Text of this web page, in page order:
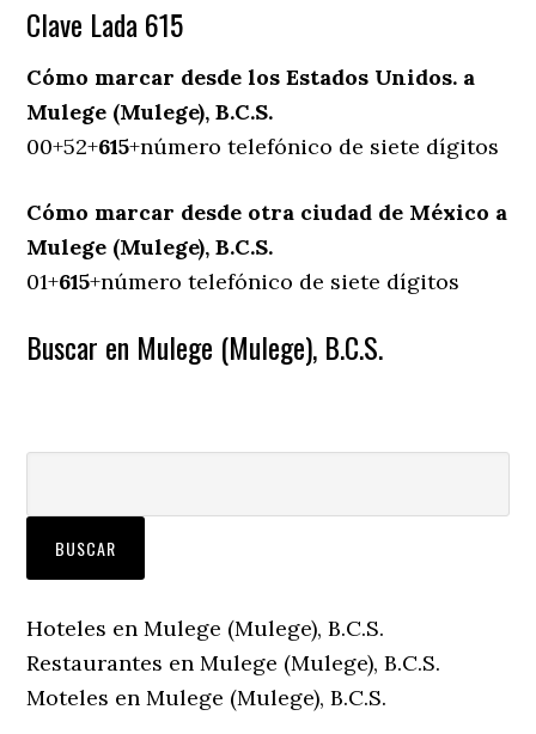
Clave Lada 615
Cómo marcar desde los Estados Unidos. a
Mulege (Mulege), B.C.S.
00+52+615+número telefónico de siete dígitos
Cómo marcar desde otra ciudad de México a
Mulege (Mulege), B.C.S.
01+615+número telefónico de siete dígitos
Buscar en Mulege (Mulege), B.C.S.
Hoteles en Mulege (Mulege), B.C.S.
Restaurantes en Mulege (Mulege), B.C.S.
Moteles en Mulege (Mulege), B.C.S.